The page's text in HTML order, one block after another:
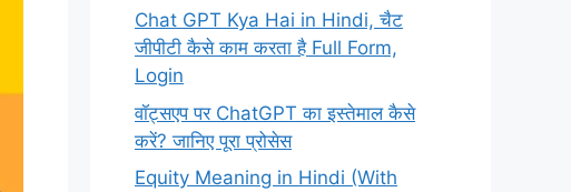
Chat GPT Kya Hai in Hindi, चैट
जीपीटी कैसे काम करता है Full Form,
Login
वॉट्सएप पर ChatGPT का इस्तेमाल कैसे
करें? जानिए पूरा प्रोसेस
Equity Meaning in Hindi (With